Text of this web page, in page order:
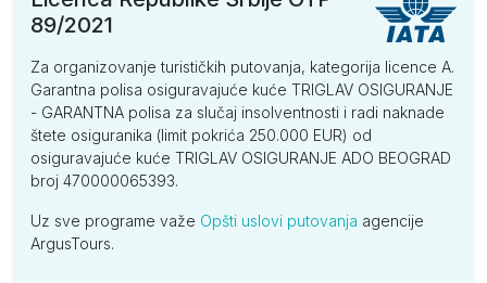
89/2021
Za organizovanje turističkih putovanja, kategorija licence A.
Garantna polisa osiguravajuće kuće TRIGLAV OSIGURANJE
- GARANTNA polisa za slučaj insolventnosti i radi naknade
štete osiguranika (limit pokrića 250.000 EUR) od
osiguravajuće kuće TRIGLAV OSIGURANJE ADO BEOGRAD
broj 470000065393.
Uz sve programe važe Opšti uslovi putovanja agencije
ArgusTours.